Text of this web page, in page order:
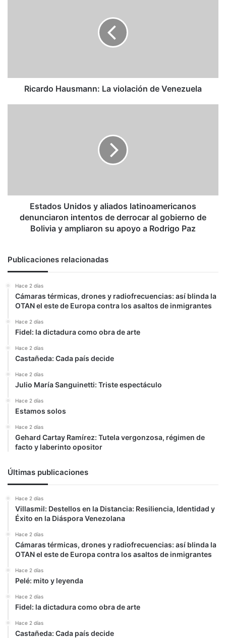
Ricardo Hausmann: La violación de Venezuela
derrocar
gobierno
ampliaron
Rodrigo
Paz
Estados Unidos y aliados latinoamericanos
denunciaron intentos de derrocar al gobierno de
Bolivia y ampliaron su apoyo a Rodrigo Paz
Publicaciones relacionadas
Hace 2 días
Cámaras térmicas, drones y radiofrecuencias: así blinda la
OTAN el este de Europa contra los asaltos de inmigrantes
Hace 2 días
Fidel: la dictadura como obra de arte
Hace 2 días
Castañeda: Cada país decide
Hace 2 días
Julio María Sanguinetti: Triste espectáculo
Hace 2 días
Estamos solos
Hace 2 días
Gehard Cartay Ramírez: Tutela vergonzosa, régimen de
facto y laberinto opositor
Últimas publicaciones
Hace 2 días
Villasmil: Destellos en la Distancia: Resiliencia, Identidad y
Éxito en la Diáspora Venezolana
Hace 2 días
Cámaras térmicas, drones y radiofrecuencias: así blinda la
OTAN el este de Europa contra los asaltos de inmigrantes
Hace 2 días
Pelé: mito y leyenda
Hace 2 días
Fidel: la dictadura como obra de arte
Hace 2 días
Castañeda: Cada país decide